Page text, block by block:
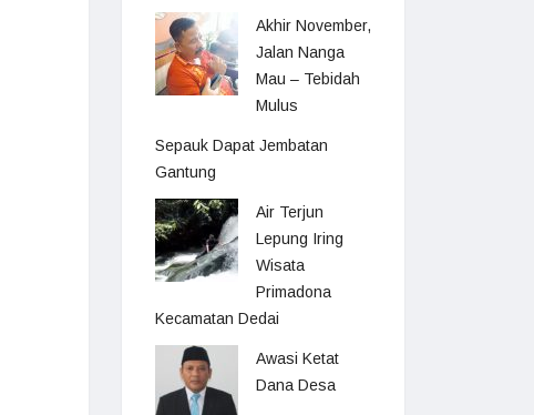
Akhir November,
Jalan Nanga
Mau – Tebidah
Mulus
Sepauk Dapat Jembatan
Gantung
Air Terjun
Lepung Iring
Wisata
Primadona
Kecamatan Dedai
Awasi Ketat
Dana Desa